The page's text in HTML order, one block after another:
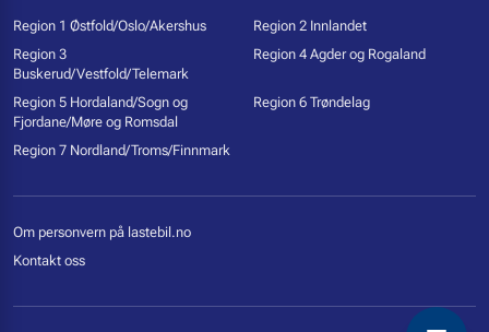
Region 1 Østfold/Oslo/Akershus
Region 2 Innlandet
Region 3
Buskerud/Vestfold/Telemark
Region 4 Agder og Rogaland
Region 5 Hordaland/Sogn og
Fjordane/Møre og Romsdal
Region 6 Trøndelag
Region 7 Nordland/Troms/Finnmark
Om personvern på lastebil.no
Kontakt oss